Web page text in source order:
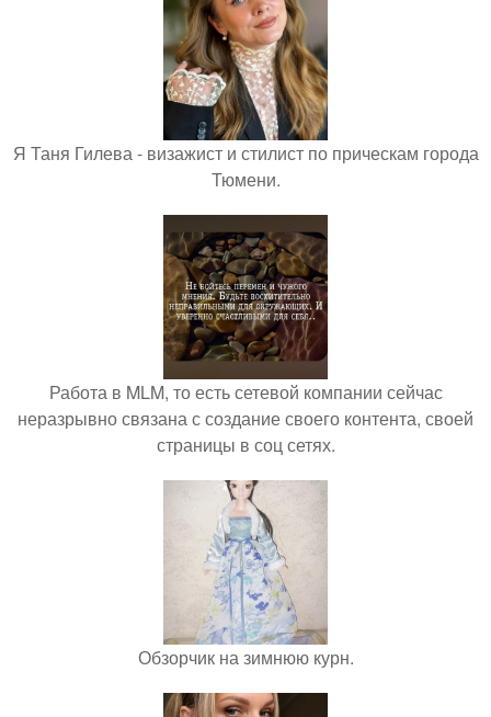
Я Таня Гилева - визажист и стилист по прическам города
Тюмени.
Работа в MLM, то есть сетевой компании сейчас
неразрывно связана с создание своего контента, своей
страницы в соц сетях.
Обзорчик на зимнюю курн.